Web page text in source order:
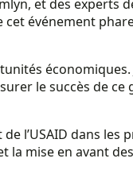
et des experts
événement
le succès de ce
l’USAID dans
mise en avant